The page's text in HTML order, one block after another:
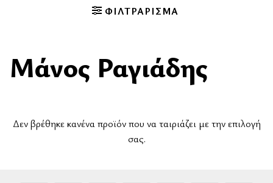
ΦΙΛΤΡΆΡΙΣΜΑ
Μάνος Ραγιάδης
Δεν βρέθηκε κανένα προϊόν που να ταιριάζει με την επιλογή
σας.